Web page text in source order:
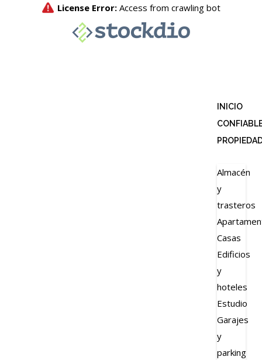
INICIO
Almacén
y
trasteros
Casas
Edificios
y
hoteles
Estudio
Garajes
y
parking